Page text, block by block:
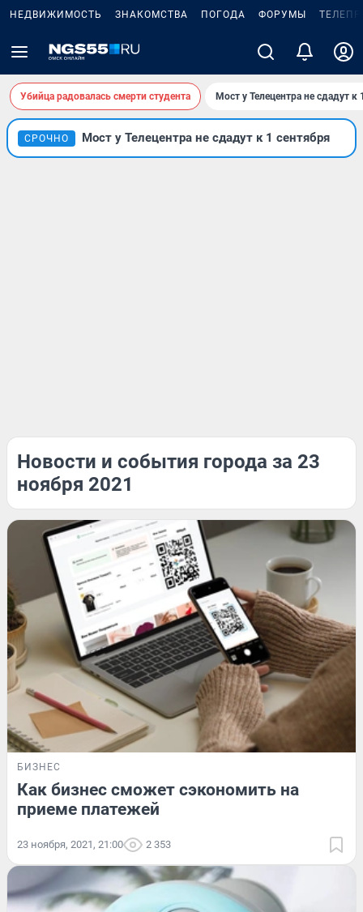
НЕДВИЖИМОСТЬ ЗНАКОМСТВА ПОГОДА ФОРУМЫ
Убийца радовалась смерти студента Мост у Телецентра не сдадут к
СРОЧНО Мост у Телецентра не сдадут к 1 сентября
Новости и события города за 23
ноября 2021
БИЗНЕС
Как бизнес сможет сэкономить на
приеме платежей
23 ноября, 2021, 21:00 2 353